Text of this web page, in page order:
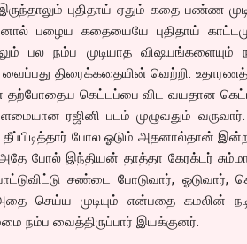
புதிதாய் ஏதும் கதை பண்ண
பழைய கதையையே புதிதாய்
பல நம்ப முடியாத விஷயங்களையும்
வைப்பது திரைக்கதையின் வெற்றி.
தற்போதைய கெட்டப்பை விட வயதான
ரஜினி படம் முழுவதும்
போல ஓடும் அதனால்தான்
போல் இந்தியன் தாத்தா கேரக்டர்
சண்டை போடுவார், ஓடுவார்,
செய்ய முடியும் என்பதை கமலின்
நம்ப வைத்திருப்பார் இயக்குனர்.